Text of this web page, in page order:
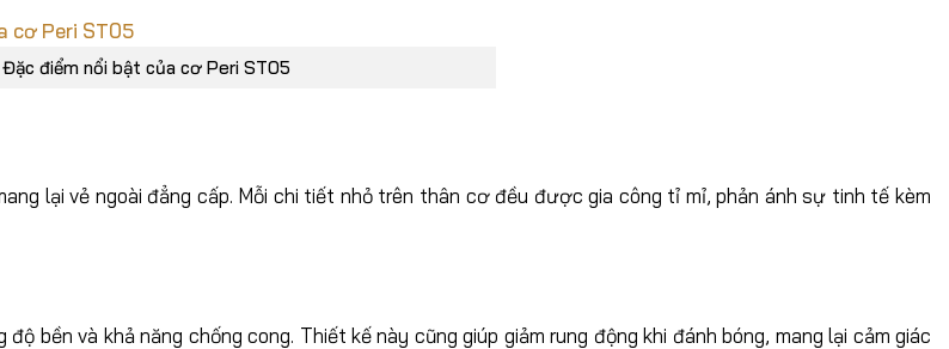
Đặc điểm nổi bật của cơ Peri ST05
lại vẻ ngoài đẳng cấp. Mỗi chi tiết nhỏ trên thân cơ đều được gia công tỉ mỉ, phản ánh sự tinh tế kèm
bền và khả năng chống cong. Thiết kế này cũng giúp giảm rung động khi đánh bóng, mang lại cảm giác